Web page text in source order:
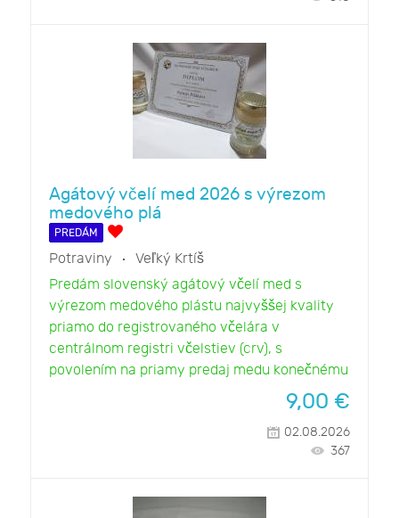
Agátový včelí med 2026 s výrezom
medového plá
PREDÁM
Potraviny
Veľký Krtíš
Predám slovenský agátový včelí med s
výrezom medového plástu najvyššej kvality
priamo do registrovaného včelára v
centrálnom registri včelstiev (crv), s
povolením na priamy predaj medu konečnému
9,00 €
02.08.2026
367